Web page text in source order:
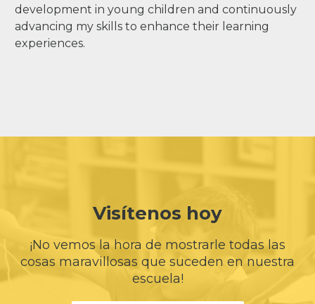
development in young children and continuously
advancing my skills to enhance their learning
experiences.
Visítenos hoy
¡No vemos la hora de mostrarle todas las
cosas maravillosas que suceden en nuestra
escuela!